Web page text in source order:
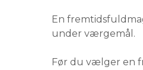
En
under værgemål.
Før du vælger en